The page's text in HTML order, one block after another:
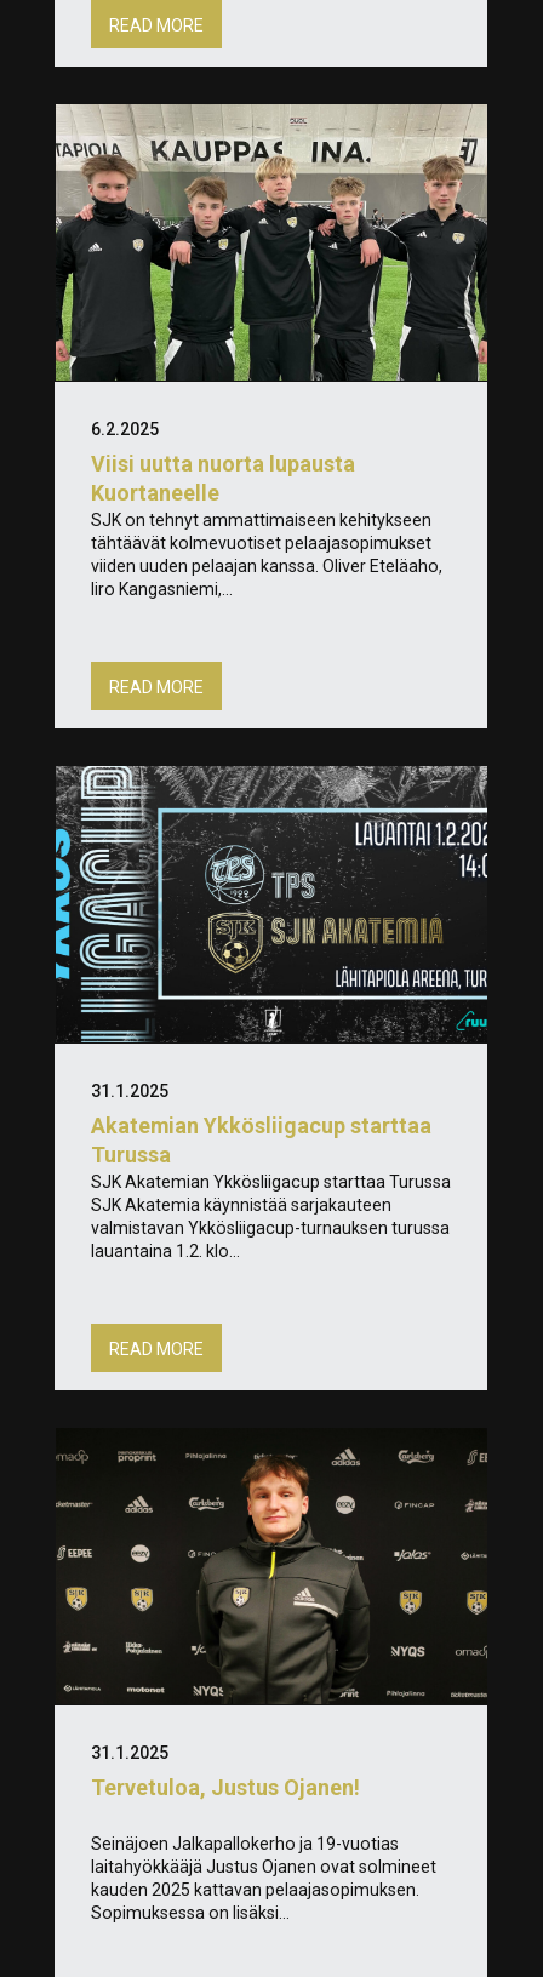
READ MORE
Viisi uutta nuorta lupausta
Kuortaneelle
6.2.2025
SJK on tehnyt ammattimaiseen kehitykseen
tähtäävät kolmevuotiset pelaajasopimukset
viiden uuden pelaajan kanssa. Oliver Eteläaho,
Iiro Kangasniemi,...
READ MORE
Akatemian Ykkösliigacup starttaa
Turussa
31.1.2025
SJK Akatemian Ykkösliigacup starttaa Turussa
SJK Akatemia käynnistää sarjakauteen
valmistavan Ykkösliigacup-turnauksen turussa
lauantaina 1.2. klo...
READ MORE
Tervetuloa, Justus Ojanen!
31.1.2025
Seinäjoen Jalkapallokerho ja 19-vuotias
laitahyökkääjä Justus Ojanen ovat solmineet
kauden 2025 kattavan pelaajasopimuksen.
Sopimuksessa on lisäksi...